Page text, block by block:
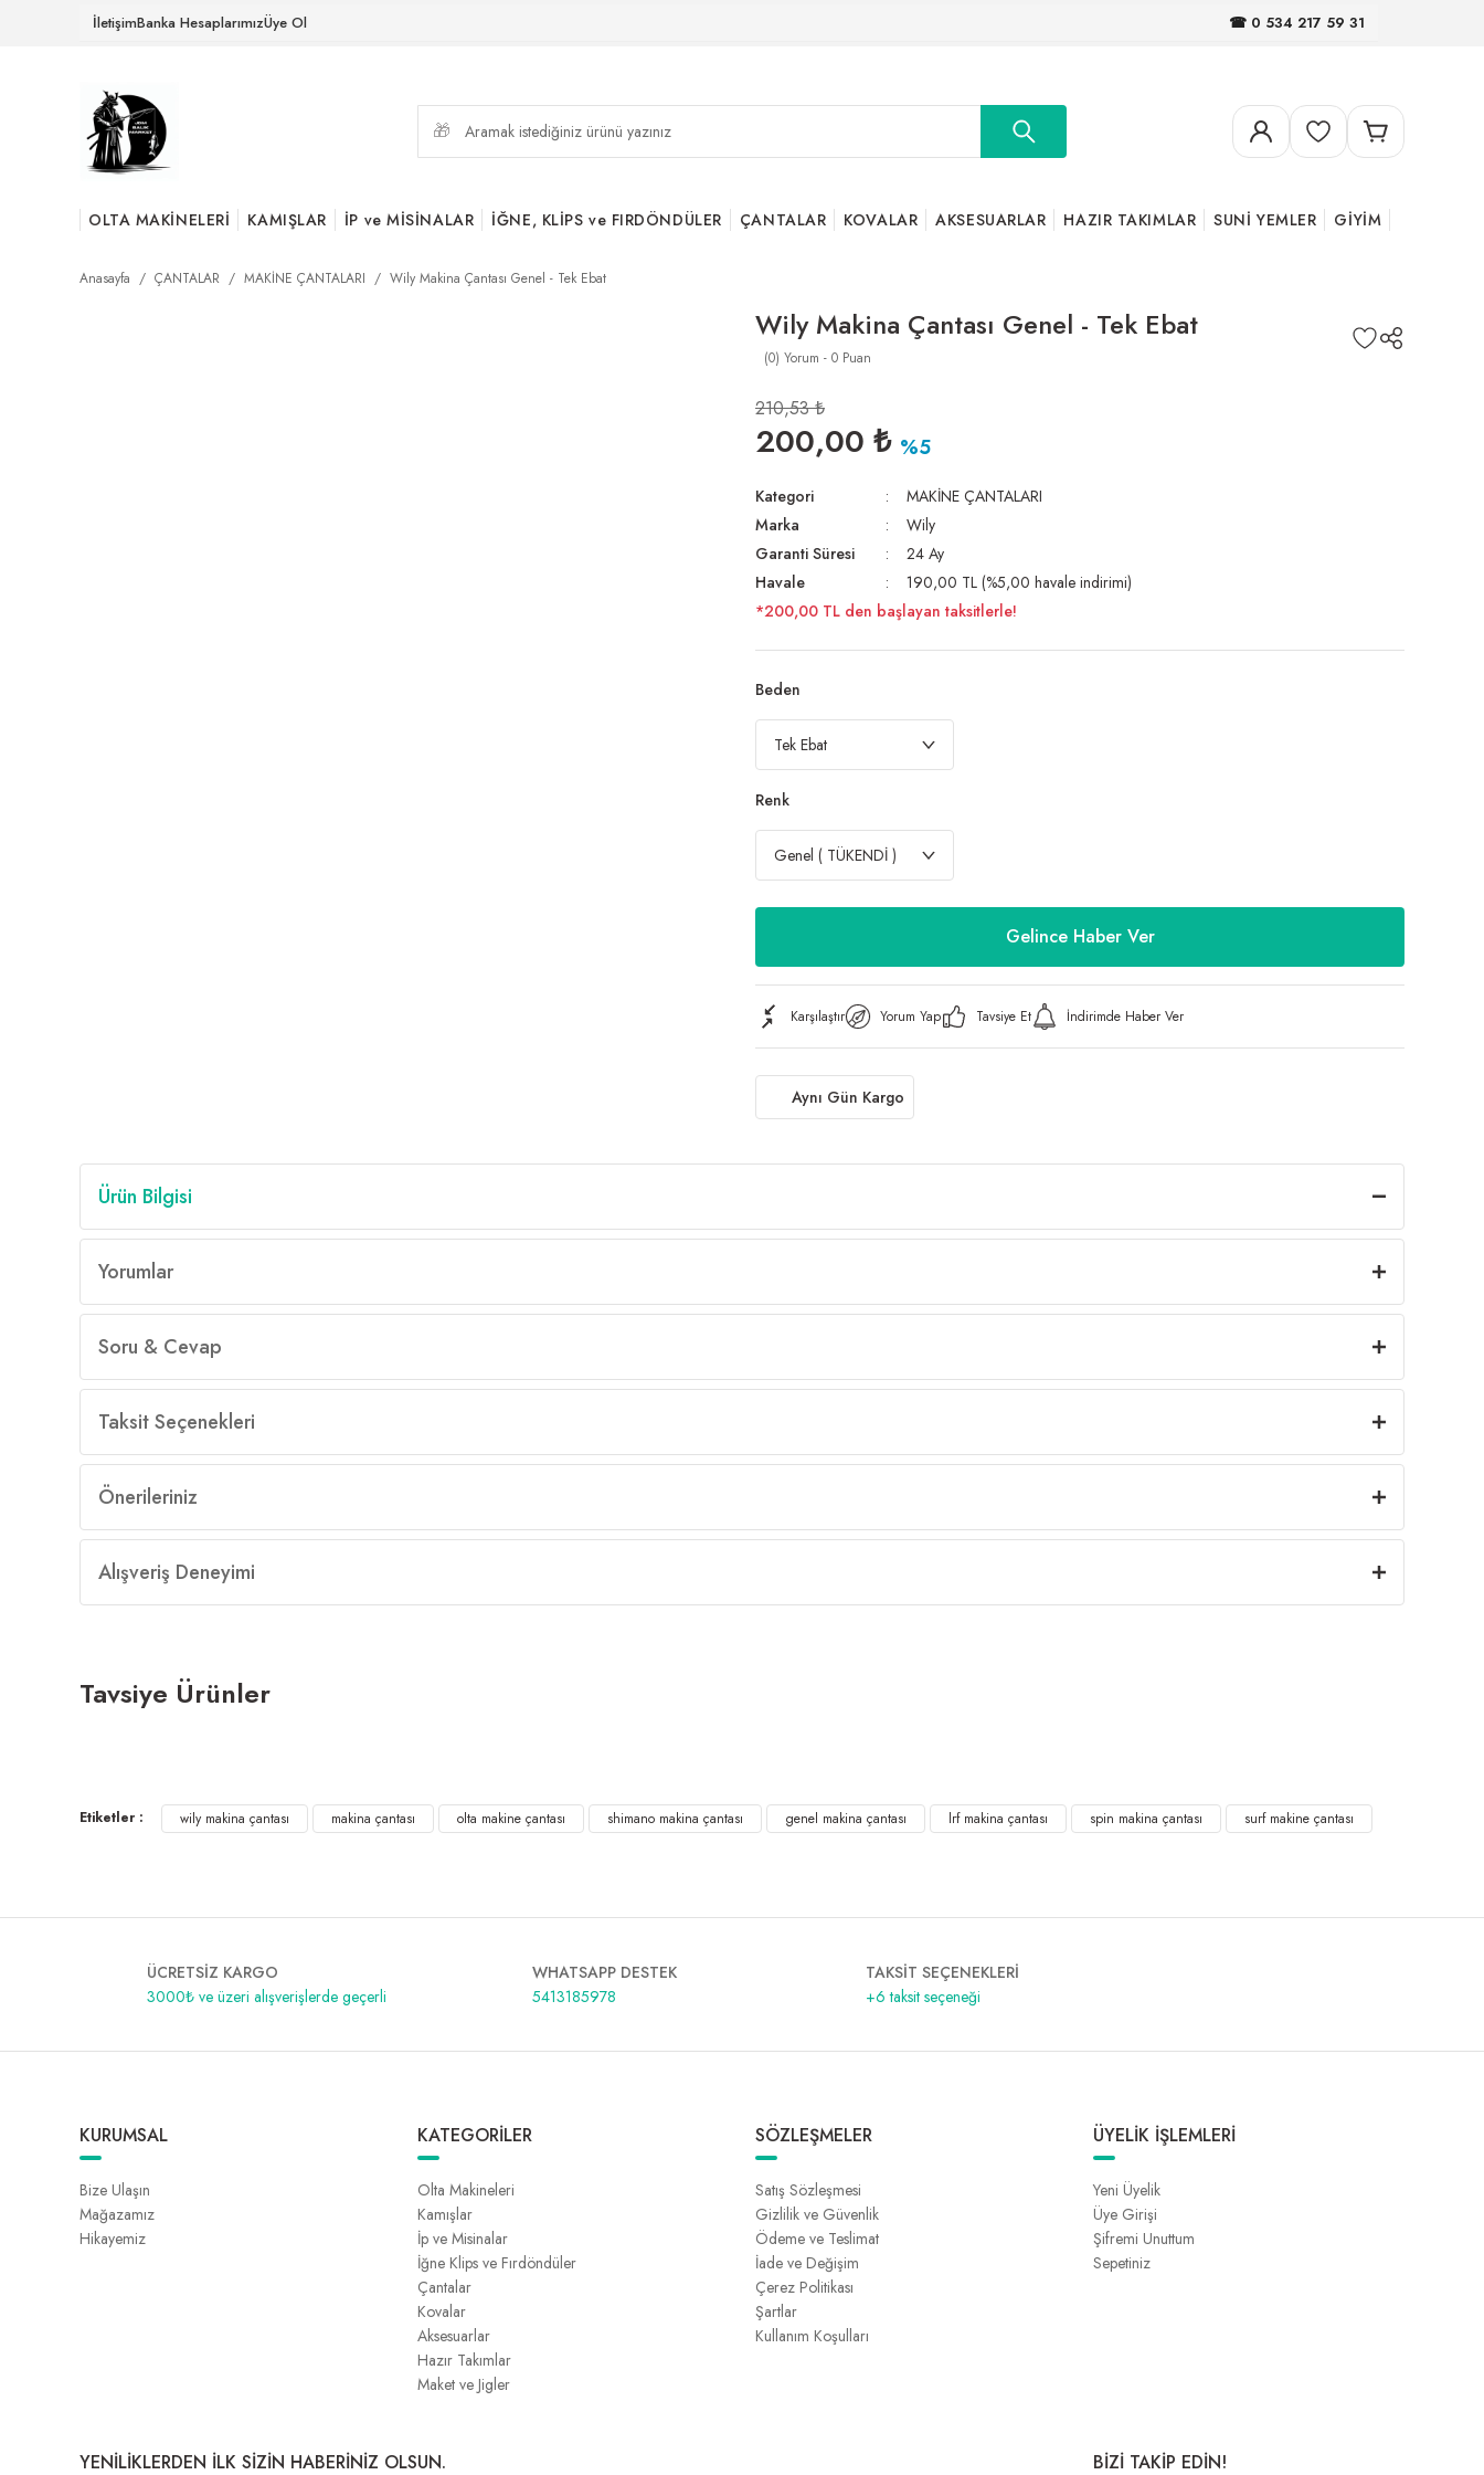
İletişimBanka HesaplarımızÜye Ol ☎ 0 534 217 59 31
OLTA MAKİNELERİ KAMIŞLAR İP ve MİSİNALAR İĞNE, KLİPS ve FIRDÖNDÜLER ÇANTALAR KOVALAR AKSESUARLAR HAZIR TAKIMLAR SUNİ YEMLER GİYİM
Anasayfa ÇANTALAR MAKİNE ÇANTALARI Wily Makina Çantası Genel - Tek Ebat
Wily Makina Çantası Genel - Tek Ebat
(0) Yorum - 0 Puan
210,53 ₺
200,00 ₺ %5
Kategori
MAKİNE ÇANTALARI
Marka
Wily
Garanti Süresi
24 Ay
Havale
190,00 TL (%5,00 havale indirimi)
*200,00 TL den başlayan taksitlerle!
Beden
Renk
Gelince Haber Ver
Karşılaştır Yorum Yap Tavsiye Et İndirimde Haber Ver
Aynı Gün Kargo
Ürün Bilgisi
Yorumlar
Soru & Cevap
Taksit Seçenekleri
Önerileriniz
Alışveriş Deneyimi
Tavsiye Ürünler
0,00 ₺ 549,00 ₺
Etiketler : wily makina çantası makina çantası olta makine çantası shimano makina çantası genel makina çantası lrf makina çantası spin makina çantası surf makine çantası
ÜCRETSİZ KARGO
3000₺ ve üzeri alışverişlerde geçerli
WHATSAPP DESTEK
5413185978
TAKSİT SEÇENEKLERİ
+6 taksit seçeneği
KURUMSAL
Bize Ulaşın
Mağazamız
Hikayemiz
KATEGORİLER
Olta Makineleri
Kamışlar
İp ve Misinalar
İğne Klips ve Fırdöndüler
Çantalar
Kovalar
Aksesuarlar
Hazır Takımlar
Maket ve Jigler
SÖZLEŞMELER
Satış Sözleşmesi
Gizlilik ve Güvenlik
Ödeme ve Teslimat
İade ve Değişim
Çerez Politikası
Şartlar
Kullanım Koşulları
ÜYELİK İŞLEMLERİ
Yeni Üyelik
Üye Girişi
Şifremi Unuttum
Sepetiniz
YENİLİKLERDEN İLK SİZİN HABERİNİZ OLSUN. BİZİ TAKİP EDİN!